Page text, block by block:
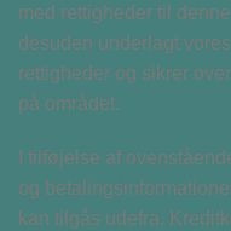
med rettigheder til
desuden underlagt
rettigheder og sikrer
på området.
I tilføjelse af
og
kan tilgås udefra.